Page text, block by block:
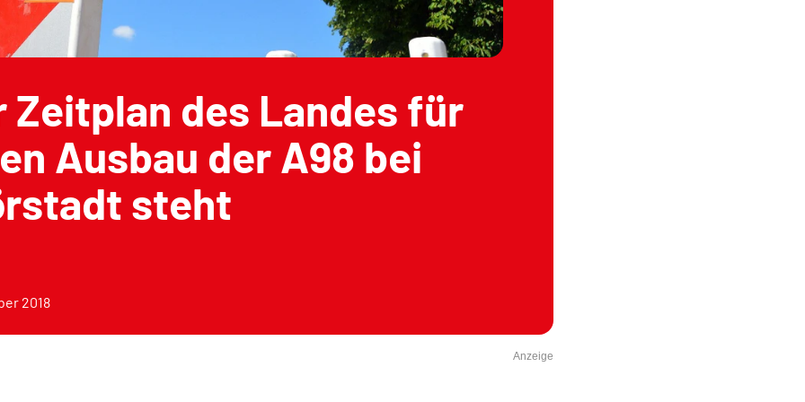
Zeitplan des Landes für
Ausbau der A98 bei
steht
2018
Anzeige